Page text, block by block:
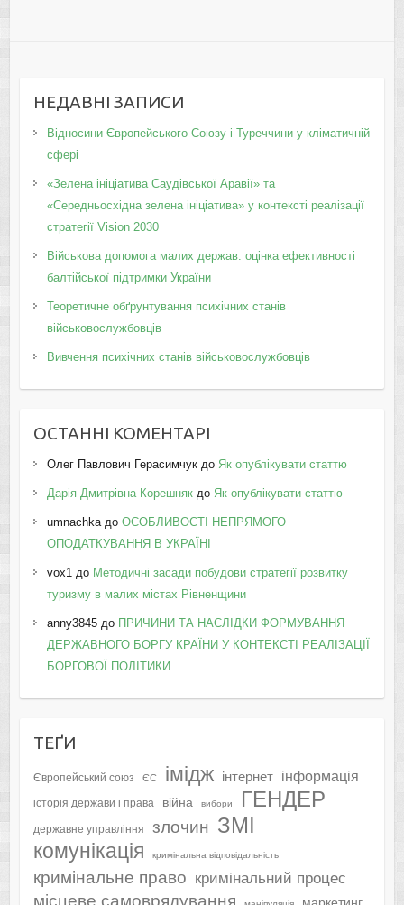
НЕДАВНІ ЗАПИСИ
Відносини Європейського Союзу і Туреччини у кліматичній
сфері
«Зелена ініціатива Саудівської Аравії» та
«Середньосхідна зелена ініціатива» у контексті реалізації
стратегії Vision 2030
Військова допомога малих держав: оцінка ефективності
балтійської підтримки України
Теоретичне обґрунтування психічних станів
військовослужбовців
Вивчення психічних станів військовослужбовців
ОСТАННІ КОМЕНТАРІ
Олег Павлович Герасимчукдо Як опублікувати статтю
Дарія Дмитрівна Корешнякдо Як опублікувати статтю
umnachkaдо ОСОБЛИВОСТІ НЕПРЯМОГО
ОПОДАТКУВАННЯ В УКРАЇНІ
vox1до Методичні засади побудови стратегії розвитку
туризму в малих містах Рівненщини
anny3845до ПРИЧИНИ ТА НАСЛІДКИ ФОРМУВАННЯ
ДЕРЖАВНОГО БОРГУ КРАЇНИ У КОНТЕКСТІ РЕАЛІЗАЦІЇ
БОРГОВОЇ ПОЛІТИКИ
ТЕҐИ
Європейський союз ЄС імідж інтернет інформація
історія держави і права війна вибори ГЕНДЕР
державне управління злочин ЗМІ
комунікація кримінальна відповідальність
кримінальне право кримінальний процес
місцеве самоврядування